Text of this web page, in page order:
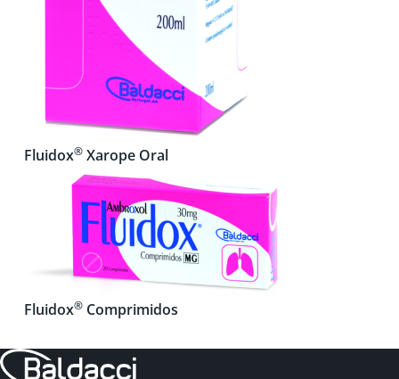
Fluidox®Xarope Oral
Fluidox®Comprimidos